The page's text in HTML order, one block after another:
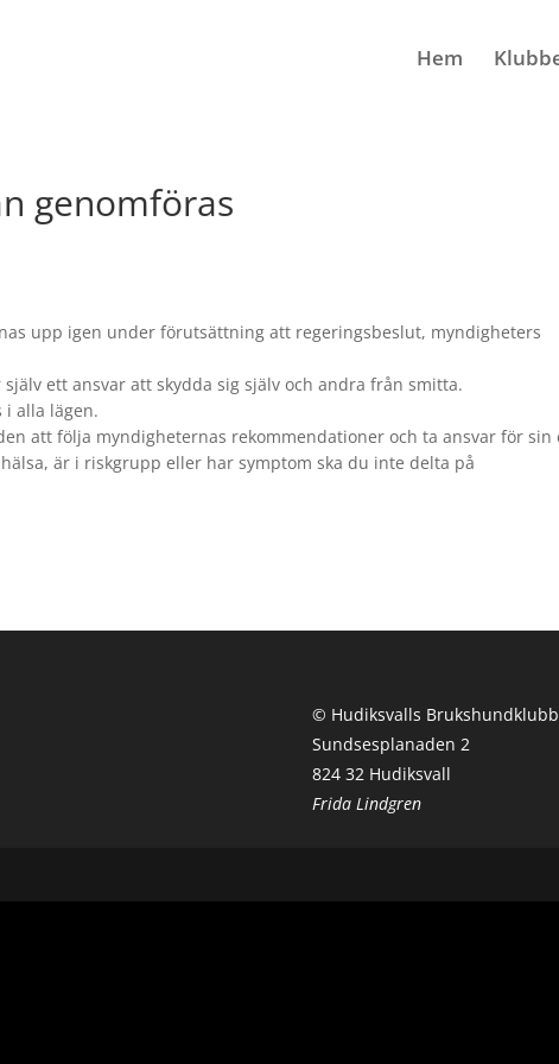
Hem
genomföras
upp igen under förutsättning att regeringsbeslut, myndigheters
ett ansvar att skydda sig själv och andra från smitta.
i alla lägen.
att följa myndigheternas rekommendationer och ta ansvar för sin
är i riskgrupp eller har symptom ska du inte delta på
© Hudiksvalls Brukshundklubb
Sundsesplanaden 2
824 32 Hudiksvall
Frida Lindgren